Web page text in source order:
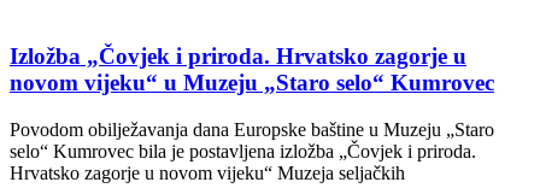
Izložba „Čovjek i priroda. Hrvatsko zagorje u
novom vijeku“ u Muzeju „Staro selo“ Kumrovec
Povodom obilježavanja dana Europske baštine u Muzeju „Staro
selo“ Kumrovec bila je postavljena izložba „Čovjek i priroda.
Hrvatsko zagorje u novom vijeku“ Muzeja seljačkih